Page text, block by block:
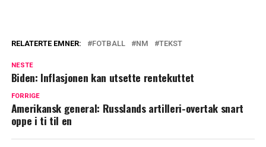
RELATERTE EMNER: FOTBALL NM TEKST
NESTE
Biden: Inflasjonen kan utsette rentekuttet
FORRIGE
Amerikansk general: Russlands artilleri-overtak snart
oppe i ti til en